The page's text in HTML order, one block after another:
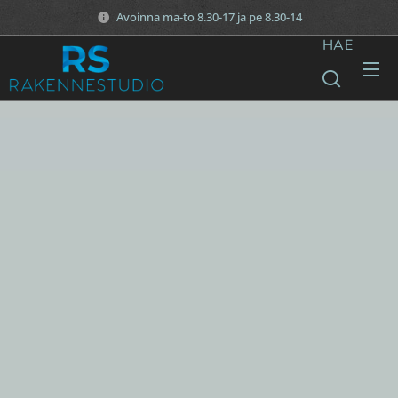
Avoinna ma-to 8.30-17 ja pe 8.30-14
HAE